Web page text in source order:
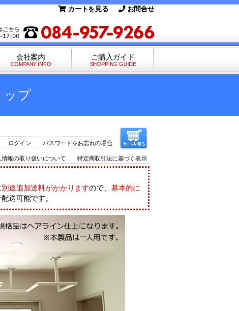
カートを見る お問合せ
会社案内
COMPANY INFO
ご購入ガイド
SHOPPING GUIDE
ップ
ログイン パスワードをお忘れの場合
情報の取り扱いについて 特定商取引法に基づく表示
別途追加送料がかかりますので、 基本的に
送可能です。